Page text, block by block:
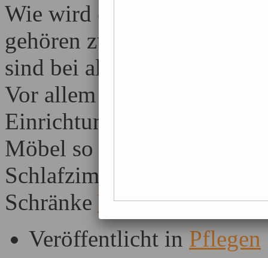
Wie wird ein furnierter
gehören zum
sind bei alt und jung
Vor allem die
Einrichtungsgegenständen
Möbel so beliebt. Doch
Schlafzimmer sind
Schränke Weiterlesen …
Veröffentlicht in Pflegen